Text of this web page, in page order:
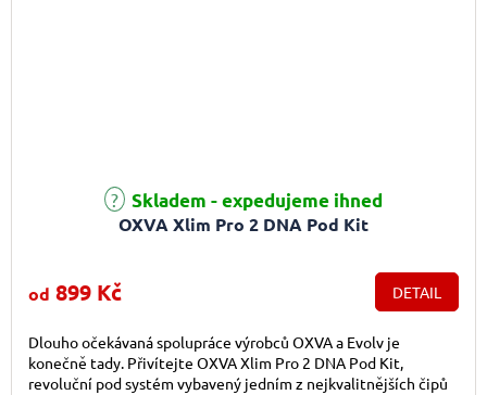
OXVA Xlim Pro 2 DNA Pod Kit
Průměrné hodnocení produktu je 4,6 z 5 hvězdiček.
Skladem - expedujeme ihned
od 899 Kč DETAIL
Dlouho očekávaná spolupráce výrobců OXVA a Evolv je
konečně tady. Přivítejte OXVA Xlim Pro 2 DNA Pod Kit,
revoluční pod systém vybavený jedním z nejkvalitnějších čipů